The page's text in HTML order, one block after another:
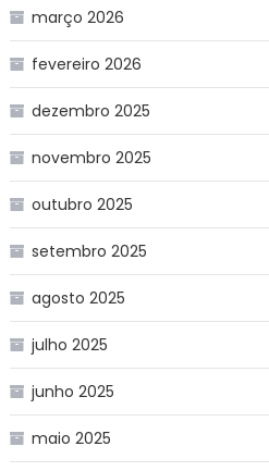
março 2026
fevereiro 2026
dezembro 2025
novembro 2025
outubro 2025
setembro 2025
agosto 2025
julho 2025
junho 2025
maio 2025